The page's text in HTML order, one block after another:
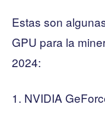
Estas son
GPU para la
2024:
NVIDIA